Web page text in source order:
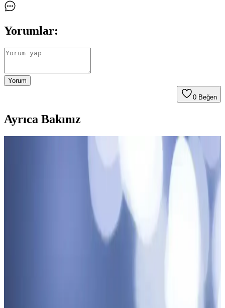
Yorumlar:
Yorum
0 Beğen
Ayrıca Bakınız
El Aksesuar Zincirleri: Altın Kaplama Trendleri ve
Altın kaplama zincirler, estetik ve dayanıklılığıyla öne çıkarak,
uygun fiyatlı ve şık aksesuar seçenekleri sunar. Trendleri takip
ederek uzun ömürlü kullanım sağlayabilirsiniz.
Arzum AR5014 Senfony Color 2000W Saç
Kurutma Makinesi Estetik ve İşlevsellik Bir Arada